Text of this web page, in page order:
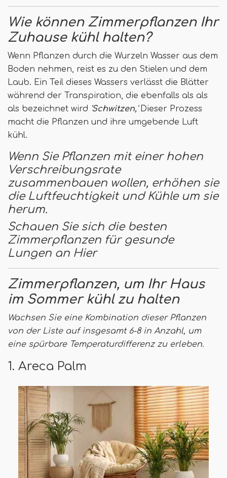
Wie können Zimmerpflanzen Ihr
Zuhause kühl halten?
Wenn Pflanzen durch die Wurzeln Wasser aus dem
Boden nehmen, reist es zu den Stielen und dem
Laub. Ein Teil dieses Wassers verlässt die Blätter
während der Transpiration, die ebenfalls als als
als bezeichnet wird 'Schwitzen,' Dieser Prozess
macht die Pflanzen und ihre umgebende Luft
kühl.
Wenn Sie Pflanzen mit einer hohen
Verschreibungsrate
zusammenbauen wollen, erhöhen sie
die Luftfeuchtigkeit und Kühle um sie
herum.
Schauen Sie sich die besten
Zimmerpflanzen für gesunde
Lungen an Hier
Zimmerpflanzen, um Ihr Haus
im Sommer kühl zu halten
Wachsen Sie eine Kombination dieser Pflanzen
von der Liste auf insgesamt 6-8 in Anzahl, um
eine spürbare Temperaturdifferenz zu erleben.
1. Areca Palm